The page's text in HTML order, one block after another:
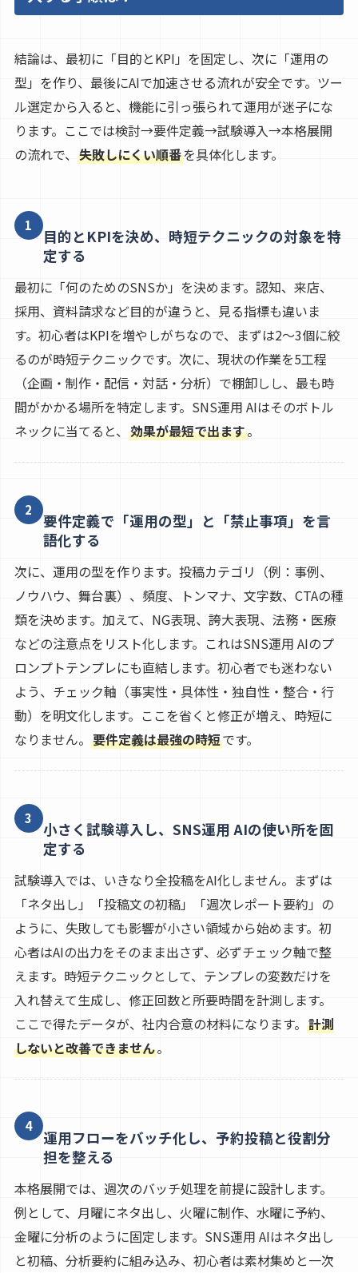
結論は、最初に「目的とKPI」を固定し、次に「運用の
型」を作り、最後にAIで加速させる流れが安全です。ツー
ル選定から入ると、機能に引っ張られて運用が迷子にな
ります。ここでは検討→要件定義→試験導入→本格展開
の流れで、 失敗しにくい順番を具体化します。
1
目的とKPIを決め、時短テクニックの対象を特
定する
最初に「何のためのSNSか」を決めます。認知、来店、
採用、資料請求など目的が違うと、見る指標も違いま
す。初心者はKPIを増やしがちなので、まずは2〜3個に絞
るのが時短テクニックです。次に、現状の作業を5工程
（企画・制作・配信・対話・分析）で棚卸しし、最も時
間がかかる場所を特定します。SNS運用 AIはそのボトル
ネックに当てると、 効果が最短で出ます。
2
要件定義で「運用の型」と「禁止事項」を言
語化する
次に、運用の型を作ります。投稿カテゴリ（例：事例、
ノウハウ、舞台裏）、頻度、トンマナ、文字数、CTAの種
類を決めます。加えて、NG表現、誇大表現、法務・医療
などの注意点をリスト化します。これはSNS運用 AIのプ
ロンプトテンプレにも直結します。初心者でも迷わない
よう、チェック軸（事実性・具体性・独自性・整合・行
動）を明文化します。ここを省くと修正が増え、時短に
なりません。 要件定義は最強の時短です。
3
小さく試験導入し、SNS運用 AIの使い所を固
定する
試験導入では、いきなり全投稿をAI化しません。まずは
「ネタ出し」「投稿文の初稿」「週次レポート要約」の
ように、失敗しても影響が小さい領域から始めます。初
心者はAIの出力をそのまま出さず、必ずチェック軸で整
えます。時短テクニックとして、テンプレの変数だけを
入れ替えて生成し、修正回数と所要時間を計測します。
ここで得たデータが、社内合意の材料になります。 計測
しないと改善できません。
4
運用フローをバッチ化し、予約投稿と役割分
担を整える
本格展開では、週次のバッチ処理を前提に設計します。
例として、月曜にネタ出し、火曜に制作、水曜に予約、
金曜に分析のように固定します。SNS運用 AIはネタ出し
と初稿、分析要約に組み込み、初心者は素材集めと一次